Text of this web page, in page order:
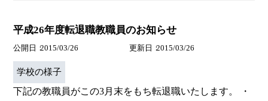
平成26年度転退職教職員のお知らせ
公開日 2015/03/26 更新日 2015/03/26
学校の様子
下記の教職員がこの3月末をもち転退職いたします。 ・